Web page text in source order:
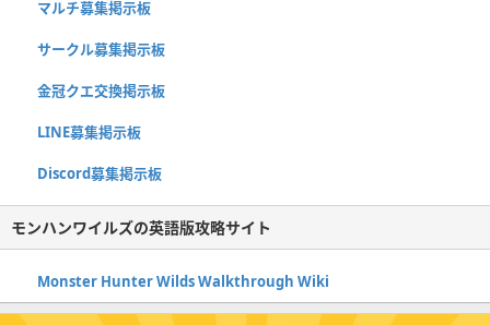
マルチ募集掲示板
サークル募集掲示板
金冠クエ交換掲示板
LINE募集掲示板
Discord募集掲示板
モンハンワイルズの英語版攻略サイト
Monster Hunter Wilds Walkthrough Wiki